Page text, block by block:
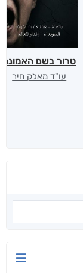
טרור בשם האמונה
עו"ד מאלק חיר